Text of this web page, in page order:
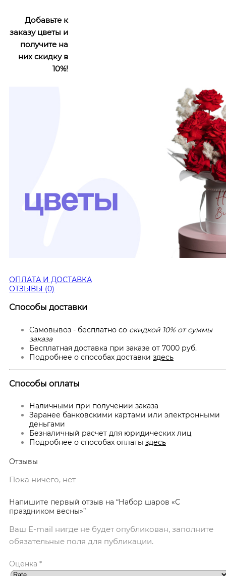
Добавьте к
заказу цветы и
получите на
них скидку в
10%!
ОПЛАТА И ДОСТАВКА
ОТЗЫВЫ (0)
Способы доставки
Самовывоз - бесплатно со скидкой 10% от суммы
заказа
Бесплатная доставка при заказе от 7000 руб.
Подробнее о способах доставки здесь
Способы оплаты
Наличными при получении заказа
Заранее банковскими картами или электронными
деньгами
Безналичный расчет для юридических лиц
Подробнее о способах оплаты здесь
Отзывы
Пока ничего, нет
Напишите первый отзыв на “Набор шаров «С
праздником весны»”
Ваш E-mail нигде не будет опубликован, заполните
обязательные поля для публикации.
Оценка *